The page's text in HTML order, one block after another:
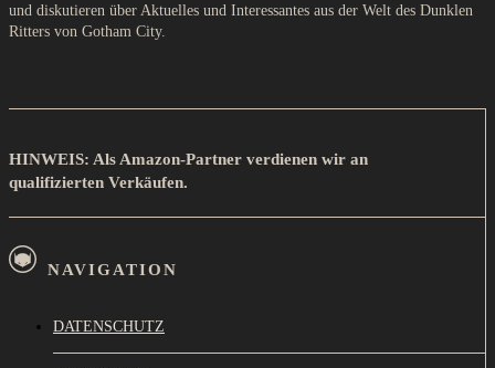
und diskutieren über Aktuelles und Interessantes aus der Welt des Dunklen
Ritters von Gotham City.
HINWEIS: Als Amazon-Partner verdienen wir an
qualifizierten Verkäufen.
NAVIGATION
DATENSCHUTZ